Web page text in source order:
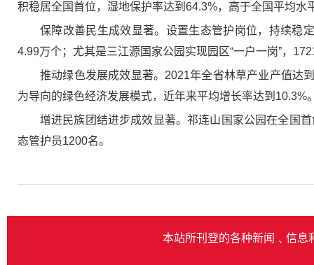
积稳居全国首位，湿地保护率达到64.3%，高于全国平均
保障改善民生成效显著。设置生态管护岗位，持续稳
4.99万个；尤其是三江源国家公园实现园区“一户一岗”，
推动绿色发展成效显著。2021年全省林草产业产值达
为导向的绿色经济发展模式，近年来平均增长率达到10.3%
增进民族团结进步成效显著。祁连山国家公园在全国
态管护员1200名。
本站所刊登的各种新闻﹑信息